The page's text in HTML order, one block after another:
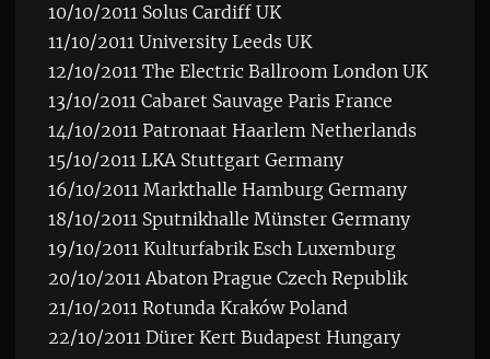
10/10/2011 Solus Cardiff UK
11/10/2011 University Leeds UK
12/10/2011 The Electric Ballroom London UK
13/10/2011 Cabaret Sauvage Paris France
14/10/2011 Patronaat Haarlem Netherlands
15/10/2011 LKA Stuttgart Germany
16/10/2011 Markthalle Hamburg Germany
18/10/2011 Sputnikhalle Münster Germany
19/10/2011 Kulturfabrik Esch Luxemburg
20/10/2011 Abaton Prague Czech Republik
21/10/2011 Rotunda Kraków Poland
22/10/2011 Dürer Kert Budapest Hungary